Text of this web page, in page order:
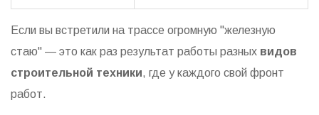
Если вы встретили на трассе огромную "железную
стаю" — это как раз результат работы разных видов
строительной техники, где у каждого свой фронт
работ.